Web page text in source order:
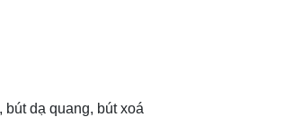
bút dạ quang, bút xoá